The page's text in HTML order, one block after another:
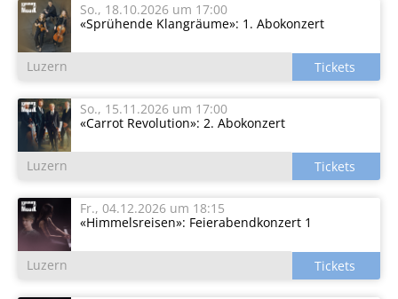
So., 18.10.2026 um 17:00
«Sprühende Klangräume»: 1. Abokonzert
Luzern
So., 15.11.2026 um 17:00
«Carrot Revolution»: 2. Abokonzert
Luzern
Fr., 04.12.2026 um 18:15
«Himmelsreisen»: Feierabendkonzert 1
Luzern